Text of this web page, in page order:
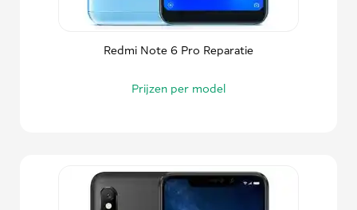
Redmi Note 6 Pro Reparatie
Prijzen per model